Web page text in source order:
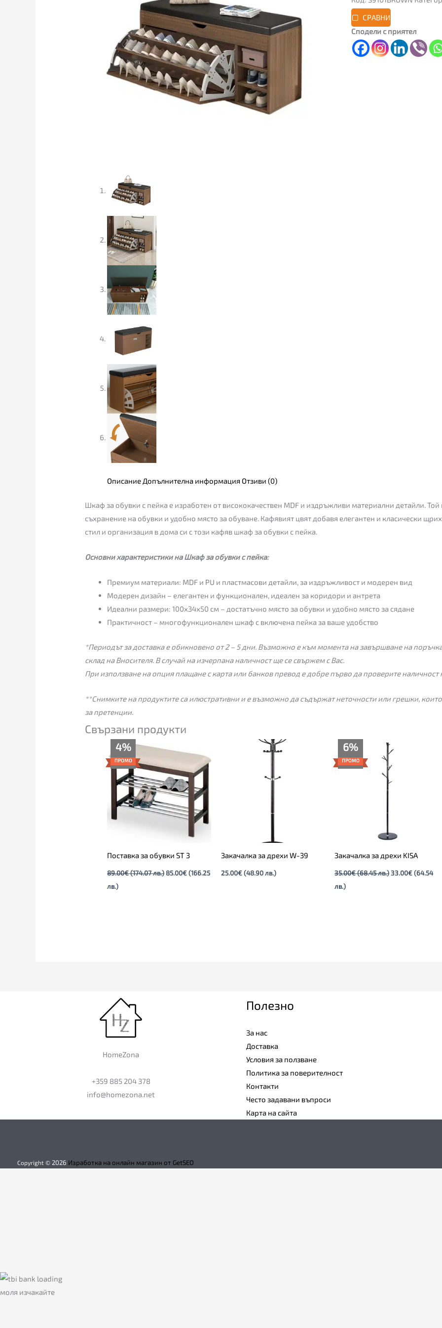
СРАВНИ
Сподели с приятел
Описание Допълнителна информация Отзиви (0)
Шкаф за обувки с пейка e изработен от висококачествен MDF и издръжливи материални детайли.
съхранение на обувки и удобно място за обуване. Кафявият цвят добавя елегантен и класически
стил и организация в дома си с този кафяв шкаф за обувки с пейка.
Основни характеристики на Шкаф за обувки с пейка:
Премиум материали: MDF и PU и пластмасови детайли, за издръжливост и модерен вид
Модерен дизайн – елегантен и функционален, идеален за коридори и антрета
Идеални размери: 100x34x50 см – достатъчно място за обувки и удобно място за сядане
Практичност – многофункционален шкаф с включена пейка за ваше удобство
*Периодът за доставка е обикновено от 2 – 5 дни. Възможно е към момента на завършване на
склад на Вносителя. В случай на изчерпана наличност ще се свържем с Вас.
При използване на опция плащане с карта или банков превод е добре първо да проверите наличност
**Снимките на продуктите са илюстративни и е възможно да съдържат неточности или грешки,
за претенции.
Свързани продукти
4%
ПРОМО
Поставка за обувки ST 3
89.00€(174.07 лв.)
price
89.00€
(174.07
лв.).
85.00€(166.25
лв.)
Текущата
цена
е:
85.00€
(166.25
лв.).
Закачалка за дрехи W-39
25.00€ (48.90 лв.)
6%
ПРОМО
Закачалка за дрехи KISA
35.00€(68.45 лв.)
price
35.00€
лв.).
33.00€(64.54
лв.)
Текущата
цена
е:
33.00€
HomeZona
+359 885 204 378
info@homezona.net
Полезно
За нас
Доставка
Условия за ползване
Политика за поверителност
Контакти
Често задавани въпроси
Карта на сайта
Copyright © 2026 Изработка на онлайн магазин от GetSEO
моля изчакайте